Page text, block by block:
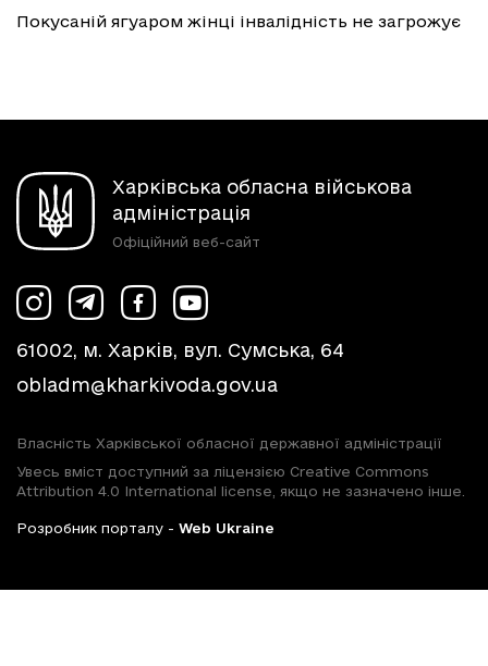
Покусаній ягуаром жінці інвалідність не загрожує
Харківська обласна військова
адміністрація
Офіційний веб-сайт
61002, м. Харків, вул. Сумська, 64
obladm@kharkivoda.gov.ua
Власність Харківської обласної державної адміністрації
Увесь вміст доступний за ліцензією Creative Commons
Attribution 4.0 International license, якщо не зазначено інше.
Розробник порталу - Web Ukraine